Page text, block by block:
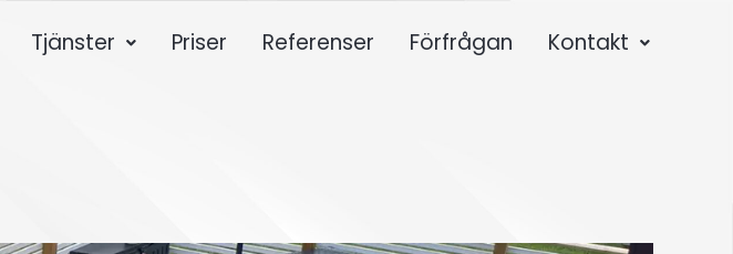
Tjänster Priser Referenser Förfrågan Kontakt